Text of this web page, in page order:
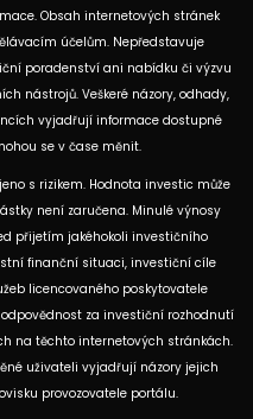
Obsah internetových stránek
účelům. Nepředstavuje
poradenství ani nabídku či výzvu
nástrojů. Veškeré názory, odhady,
vyjadřují informace dostupné
se v čase měnit.
s rizikem. Hodnota investic může
není zaručena. Minulé výnosy
přijetím jakéhokoli investičního
finanční situaci, investiční cíle
licencovaného poskytovatele
za investiční rozhodnutí
na těchto internetových stránkách.
uživateli vyjadřují názory jejich
provozovatele portálu.